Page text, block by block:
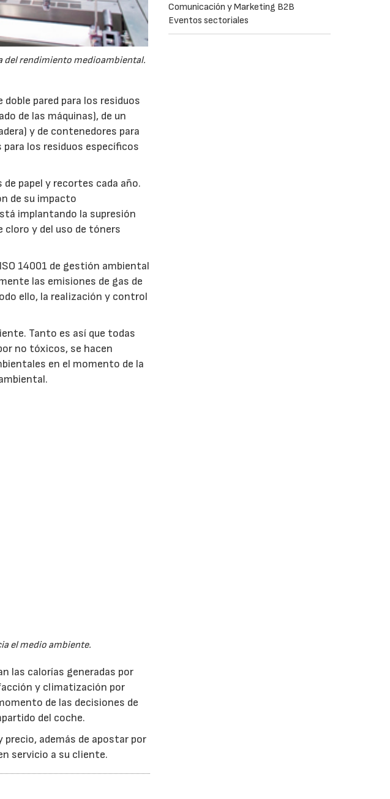
del rendimiento medioambiental.
pared para los residuos
de las máquinas), de un
y de contenedores para
los residuos específicos
papel y recortes cada año.
de su impacto
implantando la supresión
cloro y del uso de tóners
14001 de gestión ambiental
las emisiones de gas de
ello, la realización y control
Tanto es así que todas
no tóxicos, se hacen
en el momento de la
el medio ambiente.
las calorías generadas por
y climatización por
de las decisiones de
del coche.
además de apostar por
servicio a su cliente.
Comunicación y Marketing B2B
Eventos sectoriales